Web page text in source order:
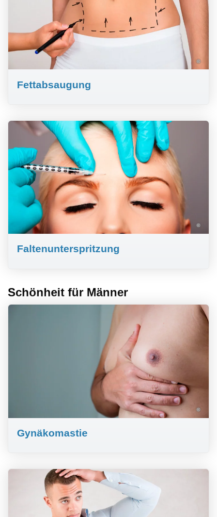
©
Fettabsaugung
©
Faltenunterspritzung
Schönheit für Männer
©
Gynäkomastie